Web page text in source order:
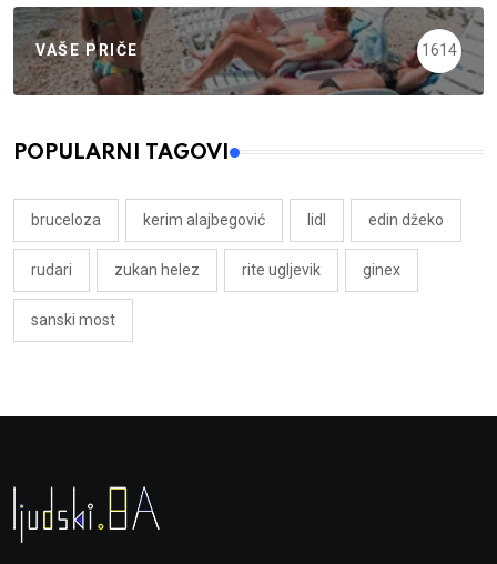
VAŠE PRIČE 1614
POPULARNI TAGOVI
bruceloza kerim alajbegović lidl edin džeko
rudari zukan helez rite ugljevik ginex
sanski most